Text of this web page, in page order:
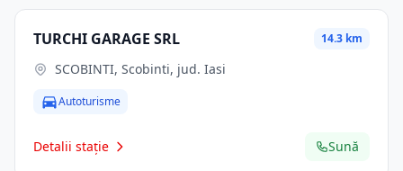
TURCHI GARAGE SRL 14.3 km
SCOBINTI, Scobinti, jud. Iasi
Autoturisme
Detalii stație Sună